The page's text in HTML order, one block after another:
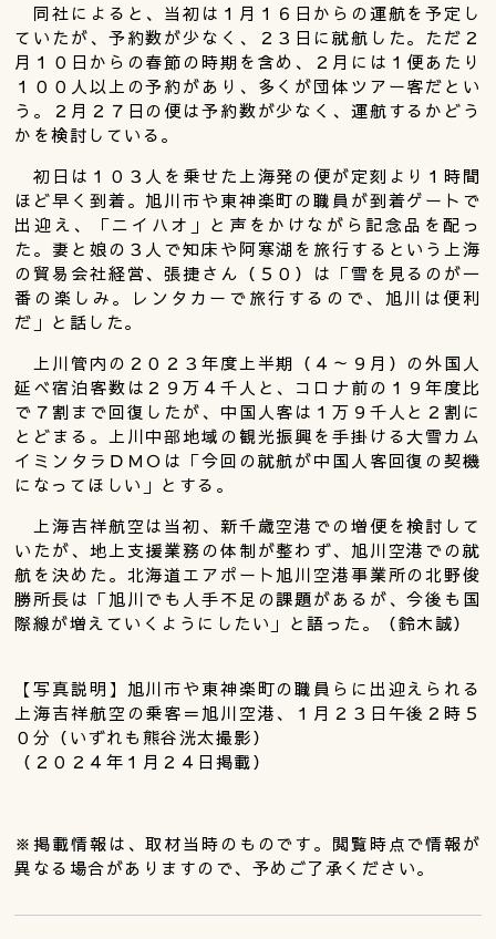
同社によると、当初は１月１６日からの運航を予定し
ていたが、予約数が少なく、２３日に就航した。ただ２
月１０日からの春節の時期を含め、２月には１便あたり
１００人以上の予約があり、多くが団体ツアー客だとい
う。２月２７日の便は予約数が少なく、運航するかどう
かを検討している。
初日は１０３人を乗せた上海発の便が定刻より１時間
ほど早く到着。旭川市や東神楽町の職員が到着ゲートで
出迎え、「ニイハオ」と声をかけながら記念品を配っ
た。妻と娘の３人で知床や阿寒湖を旅行するという上海
の貿易会社経営、張捷さん（５０）は「雪を見るのが一
番の楽しみ。レンタカーで旅行するので、旭川は便利
だ」と話した。
上川管内の２０２３年度上半期（４～９月）の外国人
延べ宿泊客数は２９万４千人と、コロナ前の１９年度比
で７割まで回復したが、中国人客は１万９千人と２割に
とどまる。上川中部地域の観光振興を手掛ける大雪カム
イミンタラＤＭＯは「今回の就航が中国人客回復の契機
になってほしい」とする。
上海吉祥航空は当初、新千歳空港での増便を検討して
いたが、地上支援業務の体制が整わず、旭川空港での就
航を決めた。北海道エアポート旭川空港事業所の北野俊
勝所長は「旭川でも人手不足の課題があるが、今後も国
際線が増えていくようにしたい」と語った。（鈴木誠）
【写真説明】旭川市や東神楽町の職員らに出迎えられる
上海吉祥航空の乗客＝旭川空港、１月２３日午後２時５
０分（いずれも熊谷洸太撮影）
（２０２４年１月２４日掲載）
※掲載情報は、取材当時のものです。閲覧時点で情報が
異なる場合がありますので、予めご了承ください。